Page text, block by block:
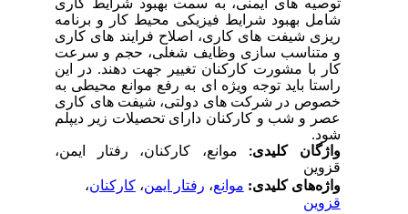
توصیه های ایمنی، به سمت بهبود شرایط کاری
شامل بهبود شرایط فیزیکی محیط کار و برنامه
ریزی شیفت های کاری، اصلاح فرایند های کاری
و متناسب سازی وظایف شغلی، حجم و سرعت
کار با مشورت کارکنان تغییر جهت دهند. در این
راستا باید توجه ویژه ای به رفع موانع محیطی به
خصوص در شرکت های دولتی، شیفت های کاری
عصر و شب و کارکنان دارای تحصیلات زیر دیپلم
شود.
واژگان کلیدی:موانع، کارکنان، رفتار ایمن،
قزوین
واژه‌های کلیدی:موانع،رفتار ایمن،کارکنان،
قزوین